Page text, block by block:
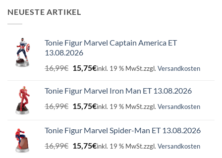
NEUESTE ARTIKEL
Tonie Figur Marvel Captain America ET
13.08.2026
16,99€ Ursprünglicher
Preis
16,99€
15,75€Aktueller
15,75€.
inkl. 19 % MwSt.zzgl. Versandkosten
Tonie Figur Marvel Iron Man ET 13.08.2026
16,99€ Ursprünglicher
Preis
16,99€
15,75€Aktueller
15,75€.
inkl. 19 % MwSt.zzgl. Versandkosten
Tonie Figur Marvel Spider-Man ET 13.08.2026
16,99€ Ursprünglicher
Preis
15,75€Aktueller
inkl. 19 % MwSt.zzgl. Versandkosten